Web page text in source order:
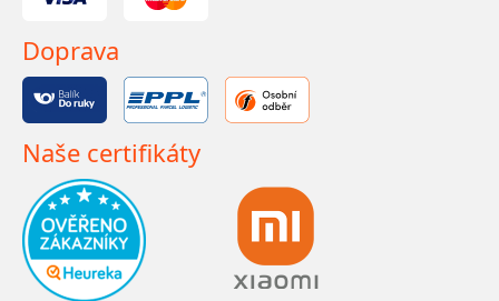
Doprava
Naše certifikáty